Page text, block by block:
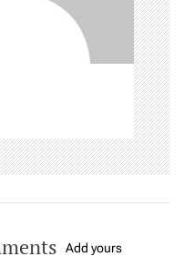
Add yours